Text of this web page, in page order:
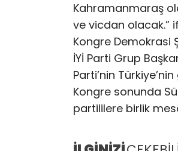
Kahramanmaraş
ve vicdan olacak.”
Kongre Demokrasi
İYİ Parti Grup
Parti’nin
Kongre sonunda
partililere birlik